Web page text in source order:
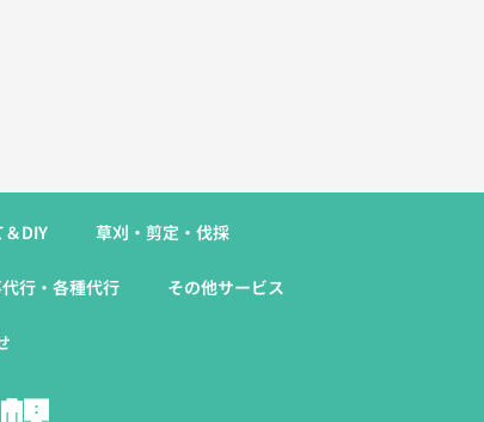
DIY 草刈・剪定・伐採​
行・各種代行 その他サービス